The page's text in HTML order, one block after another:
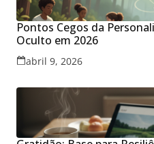
Pontos Cegos da
Oculto em 2026
abril 9, 2026